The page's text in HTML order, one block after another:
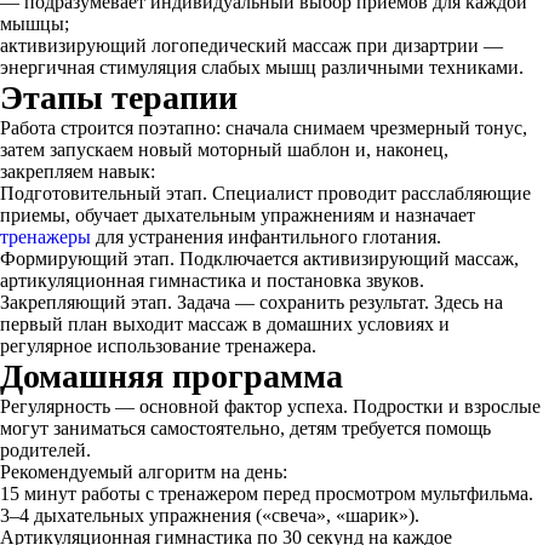
мышцы;
активизирующий логопедический массаж при дизартрии —
энергичная стимуляция слабых мышц различными техниками.
Этапы терапии
Работа строится поэтапно: сначала снимаем чрезмерный тонус,
затем запускаем новый моторный шаблон и, наконец,
закрепляем навык:
Подготовительный этап. Специалист проводит расслабляющие
приемы, обучает дыхательным упражнениям и назначает
тренажеры для устранения инфантильного глотания.
Формирующий этап. Подключается активизирующий массаж,
артикуляционная гимнастика и постановка звуков.
Закрепляющий этап. Задача — сохранить результат. Здесь на
первый план выходит массаж в домашних условиях и
регулярное использование тренажера.
Домашняя программа
Регулярность — основной фактор успеха. Подростки и взрослые
могут заниматься самостоятельно, детям требуется помощь
родителей.
Рекомендуемый алгоритм на день:
15 минут работы с тренажером перед просмотром мультфильма.
3–4 дыхательных упражнения («свеча», «шарик»).
Артикуляционная гимнастика по 30 секунд на каждое